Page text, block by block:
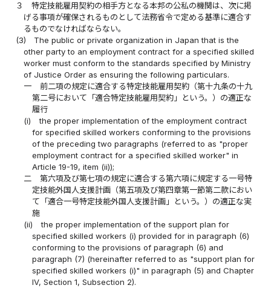
３
特定技能雇用契約の相手方となる本邦の公私の機関は、次に掲
げる事項が確保されるものとして法務省令で定める基準に適合す
るものでなければならない。
(3)
The public or private organization in Japan that is the
other party to an employment contract for a specified skilled
worker must conform to the standards specified by Ministry
of Justice Order as ensuring the following particulars.
一
前二項の規定に適合する特定技能雇用契約（第十九条の十九
第二号において「適合特定技能雇用契約」という。）の適正な
履行
(i)
the proper implementation of the employment contract
for specified skilled workers conforming to the provisions
of the preceding two paragraphs (referred to as "proper
employment contract for a specified skilled worker" in
Article 19-19, item (ii));
二
第六項及び第七項の規定に適合する第六項に規定する一号特
定技能外国人支援計画（第五項及び第四章第一節第二款におい
て「適合一号特定技能外国人支援計画」という。）の適正な実
施
(ii)
the proper implementation of the support plan for
specified skilled workers (i) provided for in paragraph (6)
conforming to the provisions of paragraph (6) and
paragraph (7) (hereinafter referred to as "support plan for
specified skilled workers (i)" in paragraph (5) and Chapter
IV, Section 1, Subsection 2).